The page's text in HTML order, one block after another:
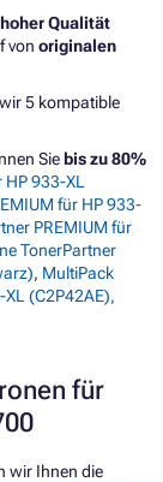
Qualität
von originalen
5 kompatible
Siebis zu 80%
933-XL
für HP 933-
PREMIUM für
TonerPartner
, MultiPack
(C2P42AE),
für
wir Ihnen die